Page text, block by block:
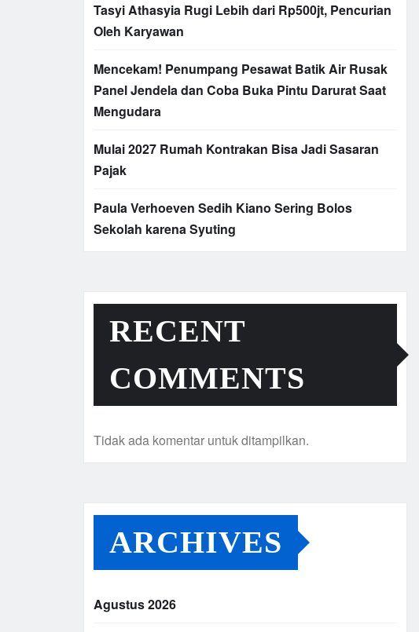
Tasyi Athasyia Rugi Lebih dari Rp500jt, Pencurian
Oleh Karyawan
Mencekam! Penumpang Pesawat Batik Air Rusak
Panel Jendela dan Coba Buka Pintu Darurat Saat
Mengudara
Mulai 2027 Rumah Kontrakan Bisa Jadi Sasaran
Pajak
Paula Verhoeven Sedih Kiano Sering Bolos
Sekolah karena Syuting
RECENT
COMMENTS
Tidak ada komentar untuk ditampilkan.
ARCHIVES
Agustus 2026